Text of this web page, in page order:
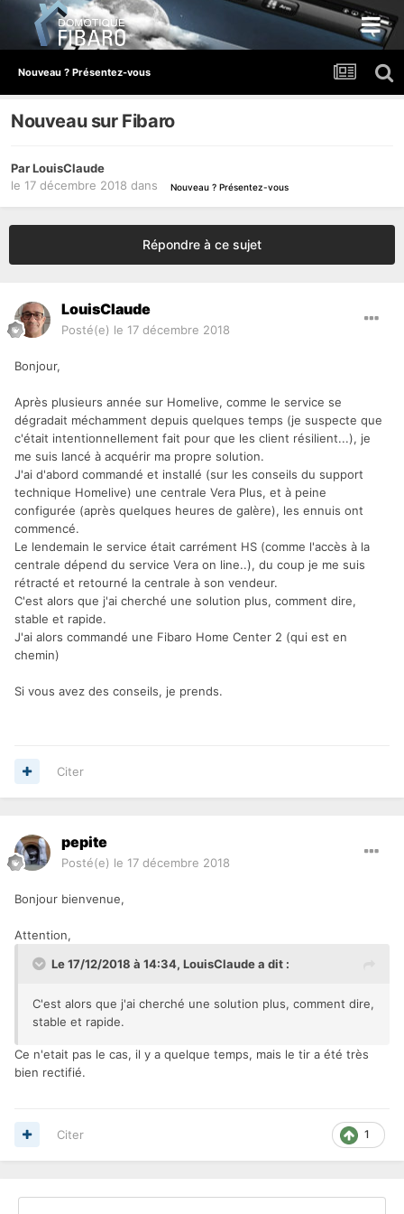
Nouveau ? Présentez-vous
Nouveau sur Fibaro
ParLouisClaude
le 17 décembre 2018 dans Nouveau ? Présentez-vous
Répondre à ce sujet
LouisClaude
Posté(e) le 17 décembre 2018
Bonjour,
Après plusieurs année sur Homelive, comme le service se
dégradait méchamment depuis quelques temps (je suspecte que
c'était intentionnellement fait pour que les client résilient...), je
me suis lancé à acquérir ma propre solution.
J'ai d'abord commandé et installé (sur les conseils du support
technique Homelive) une centrale Vera Plus, et à peine
configurée (après quelques heures de galère), les ennuis ont
commencé.
Le lendemain le service était carrément HS (comme l'accès à la
centrale dépend du service Vera on line..), du coup je me suis
rétracté et retourné la centrale à son vendeur.
C'est alors que j'ai cherché une solution plus, comment dire,
stable et rapide.
J'ai alors commandé une Fibaro Home Center 2 (qui est en
chemin)
Si vous avez des conseils, je prends.
Citer
pepite
Posté(e) le 17 décembre 2018
Bonjour bienvenue,
Attention,
Le 17/12/2018 à 14:34, LouisClaudea dit :
C'est alors que j'ai cherché une solution plus, comment dire,
stable et rapide.
Ce n'etait pas le cas, il y a quelque temps, mais le tir a été très
bien rectifié.
1
Citer